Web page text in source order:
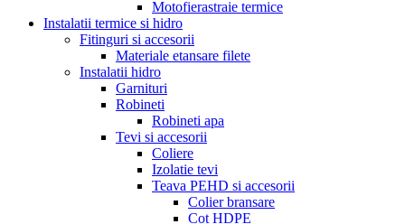
Motofierastraie termice
Instalatii termice si hidro
Fitinguri si accesorii
Materiale etansare filete
Instalatii hidro
Garnituri
Robineti
Robineti apa
Tevi si accesorii
Coliere
Izolatie tevi
Teava PEHD si accesorii
Colier bransare
Cot HDPE